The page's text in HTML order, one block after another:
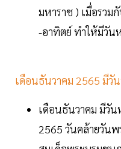
มหาราช ) เมื่อรวม
-อาทิตย์ ทำให้มีวัน
เดือนธันวาคม 2565 มีวั
เดือนธันวาคม มีวั
2565 วันคล้ายวัน